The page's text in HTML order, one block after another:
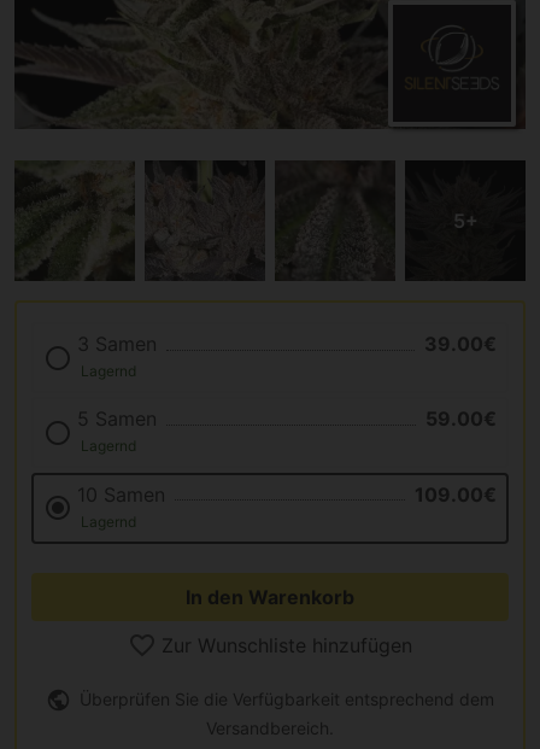
3 Samen 39.00€
Lagernd
5 Samen 59.00€
Lagernd
10 Samen 109.00€
Lagernd
In den Warenkorb
Zur Wunschliste hinzufügen
Überprüfen Sie die Verfügbarkeit entsprechend dem
Versandbereich.